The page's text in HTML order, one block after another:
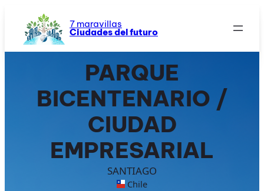
contenido
7 maravillas
Ciudades del futuro
PARQUE
BICENTENARIO /
CIUDAD
EMPRESARIAL
SANTIAGO
Chile